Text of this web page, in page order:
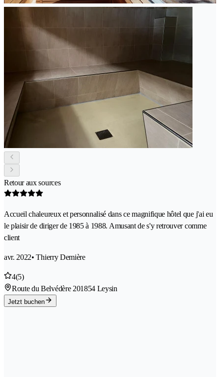
Retour aux sources
Accueil chaleureux et personnalisé dans ce magnifique hôtel que j'ai eu
le plaisir de diriger de 1985 à 1988. Amusant de s'y retrouver comme
client
avr. 2022• Thierry Demière
4(5)
Route du Belvédère 201854 Leysin
Jetzt buchen